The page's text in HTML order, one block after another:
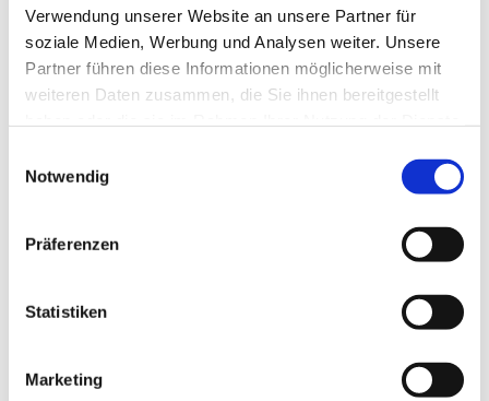
Verwendung unserer Website an unsere Partner für
soziale Medien, Werbung und Analysen weiter. Unsere
Partner führen diese Informationen möglicherweise mit
weiteren Daten zusammen, die Sie ihnen bereitgestellt
Notwendig
Präferenzen
Statistiken
Marketing
Dies könnte Sie auch